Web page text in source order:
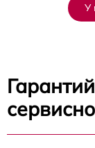
У